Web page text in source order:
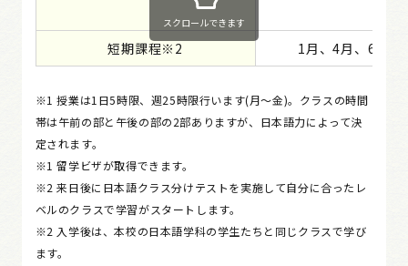
短期課程※2 1月、4月、6月、
スクロールできます
※1 授業は1日5時限、週25時限行います(月～金)。クラスの時間
帯は午前の部と午後の部の2部ありますが、日本語力によって決
定されます。
※1 留学ビザが取得できます。
※2 来日後に日本語クラス分けテストを実施して自分に合ったレ
ベルのクラスで学習がスタートします。
※2 入学後は、本校の日本語学科の学生たちと同じクラスで学び
ます。